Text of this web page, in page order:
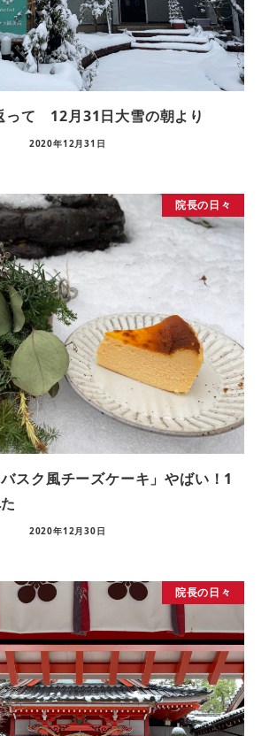
って 12月31日大雪の朝より
2020年12月31日
院長の日々
スク風チーズケーキ」やばい！1
2020年12月30日
院長の日々